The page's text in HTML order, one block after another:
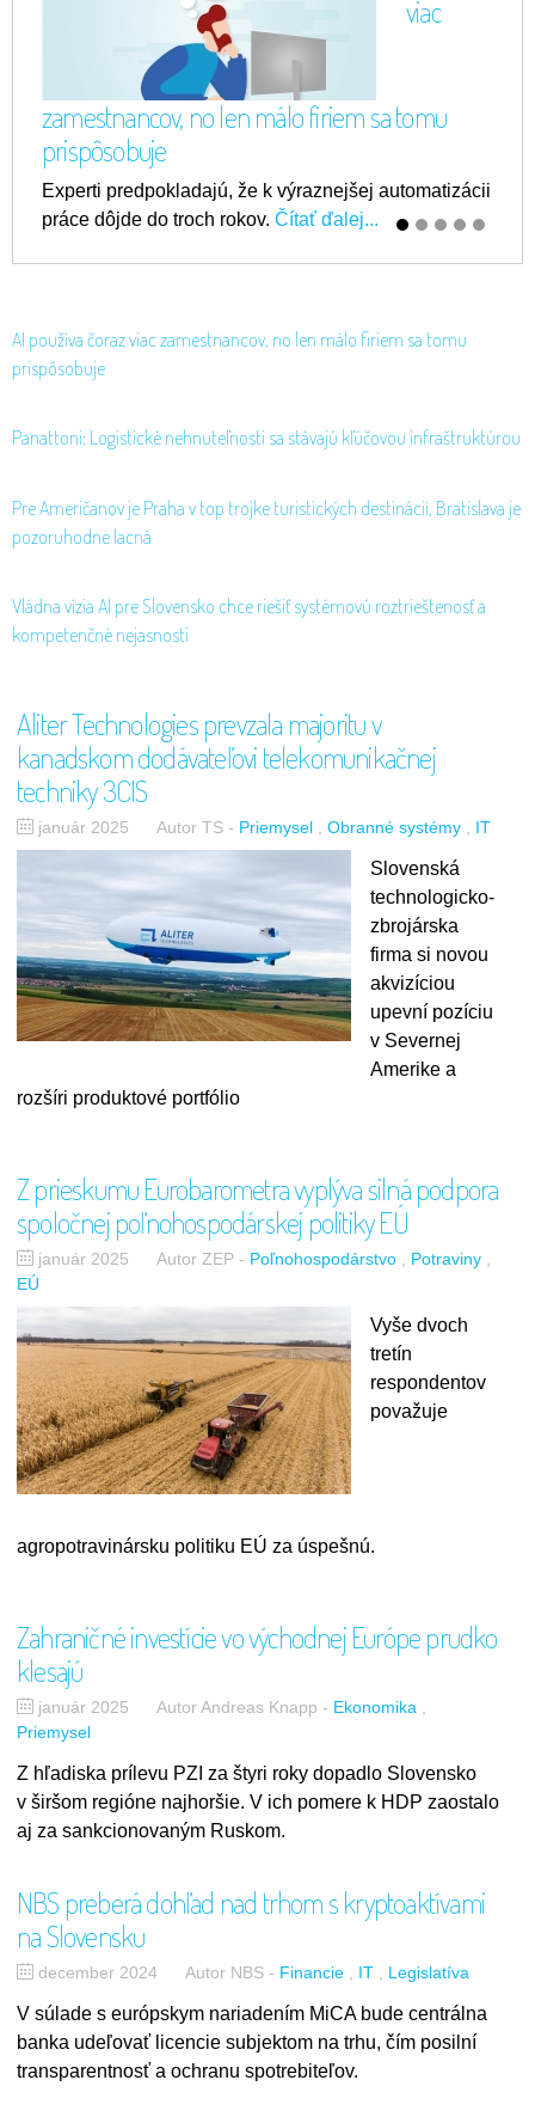
viac
zamestnancov, no len málo firiem sa tomu
prispôsobuje
Experti predpokladajú, že k výraznejšej automatizácii
práce dôjde do troch rokov. Čítať ďalej...
AI používa čoraz viac zamestnancov, no len málo firiem sa tomu
prispôsobuje
Panattoni: Logistické nehnuteľnosti sa stávajú kľúčovou infraštruktúrou
Pre Američanov je Praha v top trojke turistických destinácií, Bratislava je
pozoruhodne lacná
Vládna vízia AI pre Slovensko chce riešiť systémovú roztrieštenosť a
kompetenčné nejasnosti
Aliter Technologies prevzala majoritu v
kanadskom dodávateľovi telekomunikačnej
techniky 3CIS
január 2025 Autor TS- Priemysel Obranné systémy IT
Slovenská
technologicko-
zbrojárska
firma si novou
akvizíciou
upevní pozíciu
v Severnej
Amerike a
rozšíri produktové portfólio
Z prieskumu Eurobarometra vyplýva silná podpora
spoločnej poľnohospodárskej politiky EÚ
január 2025 Autor ZEP- Poľnohospodárstvo
Potraviny
EÚ
Vyše dvoch
tretín
respondentov
považuje
agropotravinársku politiku EÚ za úspešnú.
Zahraničné investície vo východnej Európe prudko
klesajú
január 2025 Autor Andreas Knapp- Ekonomika
Priemysel
Z hľadiska prílevu PZI za štyri roky dopadlo Slovensko
v širšom regióne najhoršie. V ich pomere k HDP zaostalo
aj za sankcionovaným Ruskom.
NBS preberá dohľad nad trhom s kryptoaktívami
na Slovensku
december 2024 Autor NBS- Financie IT Legislatíva
V súlade s európskym nariadením MiCA bude centrálna
banka udeľovať licencie subjektom na trhu, čím posilní
transparentnosť a ochranu spotrebiteľov.